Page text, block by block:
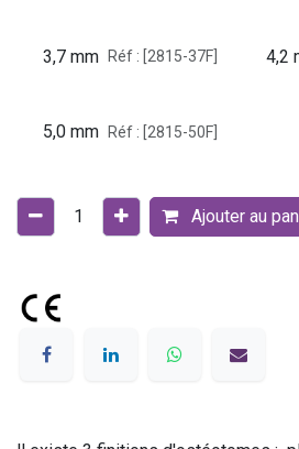
3,7 mm Réf : [2815-37F] 4,2
5,0 mm Réf : [2815-50F]
Ajouter au